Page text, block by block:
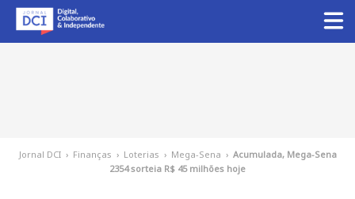
Jornal DCI › Finanças › Loterias › Mega-Sena › Acumulada, Mega-Sena
2354 sorteia R$ 45 milhões hoje